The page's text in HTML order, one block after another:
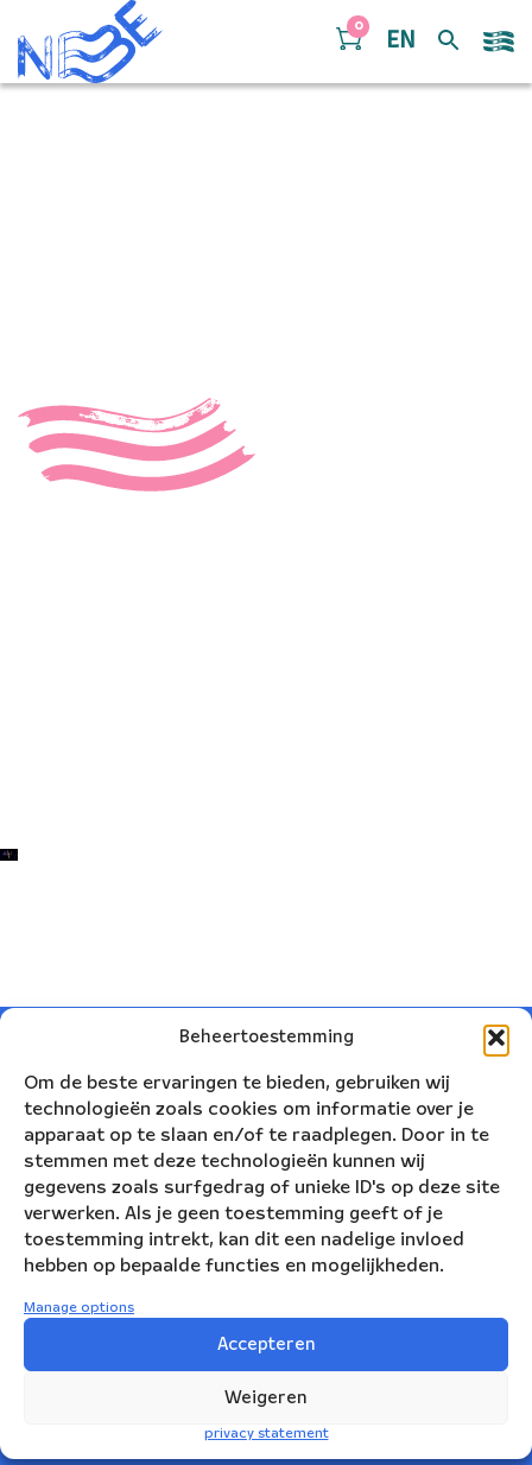
Beheertoestemming
Om de beste ervaringen te bieden, gebruiken wij
technologieën zoals cookies om informatie over je
apparaat op te slaan en/of te raadplegen. Door in te
stemmen met deze technologieën kunnen wij
gegevens zoals surfgedrag of unieke ID's op deze site
verwerken. Als je geen toestemming geeft of je
toestemming intrekt, kan dit een nadelige invloed
hebben op bepaalde functies en mogelijkheden.
Manage options
Accepteren
Weigeren
privacy statement
Doorgaan naar inhoud
0
EN
Nederlandse Blazers Ensemble
Korte Leidsedwarsstraat 12